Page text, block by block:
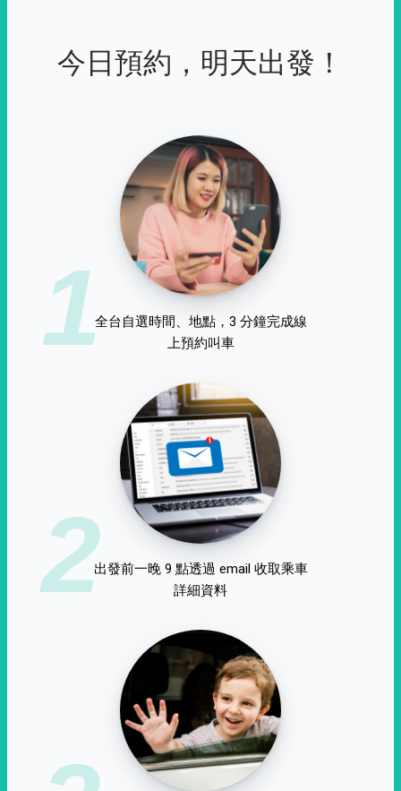
今日預約，明天出發！
1全台自選時間、地點，3 分鐘完成線
上預約叫車
2出發前一晚 9 點透過 email 收取乘車
詳細資料